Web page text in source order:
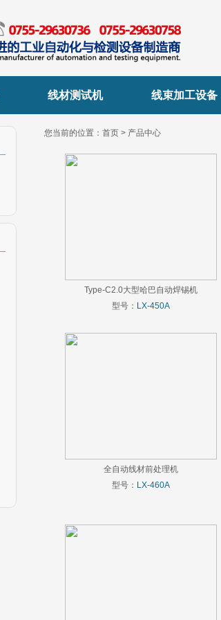
线材测试机 线束加工设备
您当前的位置： 首页 > 产品中心
Type-C2.0大型哈巴自动焊锡机
型号： LX-450A
全自动线材前处理机
型号： LX-460A